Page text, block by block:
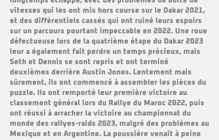
vitesses qui les ont mis hors course sur le Dakar 2021,
et des différentiels cassés qui ont ruiné leurs espoirs
sur un parcours pourtant impeccable en 2022. Une roue
défectueuse lors de la quatrième étape du Dakar 2023
leur a également fait perdre un temps précieux, mais
Seth et Dennis se sont repris et ont terminé
deuxièmes derrière Austin Jones. Lentement mais
sûrement, ils ont commencé à assembler les pièces du
puzzle. Ils ont remporté leur première victoire au
classement général lors du Rallye du Maroc 2022, puis
ont réussi à arracher la victoire au championnat du
monde des rallyes-raids 2023, malgré des problèmes au
Mexique et en Argentine. La poussière venait à peine